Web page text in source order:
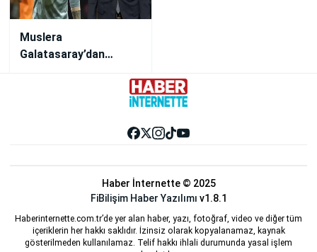
Muslera
Galatasaray’dan
Haber İnternette © 2025
FiBilişim Haber Yazılımı v1.8.1
Haberinternette.com.tr’de yer alan haber, yazı, fotoğraf, video ve diğer tüm
içeriklerin her hakkı saklıdır. İzinsiz olarak kopyalanamaz, kaynak
gösterilmeden kullanılamaz. Telif hakkı ihlali durumunda yasal işlem